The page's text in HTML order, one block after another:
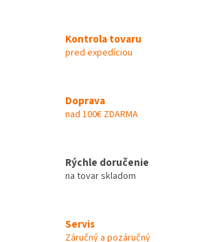
Kontrola tovaru
pred expedíciou
Doprava
nad 100€ ZDARMA
Rýchle doručenie
na tovar skladom
Servis
Záručný a pozáručný